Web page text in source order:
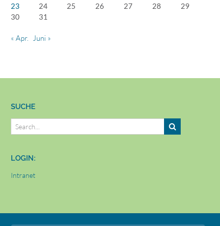
23
24 25 26 27 28
29
30
31
« Apr. Juni »
SUCHE
LOGIN:
Intranet